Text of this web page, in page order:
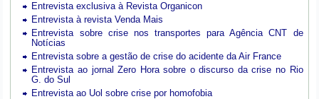
Entrevista exclusiva à Revista Organicon
Entrevista à revista Venda Mais
Entrevista sobre crise nos transportes para Agência CNT de
Notícias
Entrevista sobre a gestão de crise do acidente da Air France
Entrevista ao jornal Zero Hora sobre o discurso da crise no Rio
G. do Sul
Entrevista ao Uol sobre crise por homofobia